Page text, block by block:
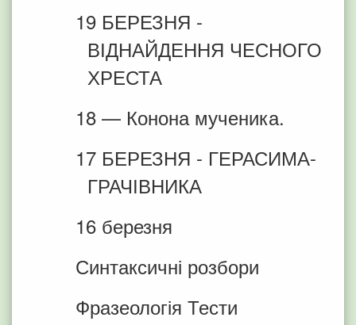
19 БЕРЕЗНЯ -
ВІДНАЙДЕННЯ ЧЕСНОГО
ХРЕСТА
18 — Конона мученика.
17 БЕРЕЗНЯ - ГЕРАСИМА-
ГРАЧІВНИКА
16 березня
Синтаксичні розбори
Фразеологія Тести